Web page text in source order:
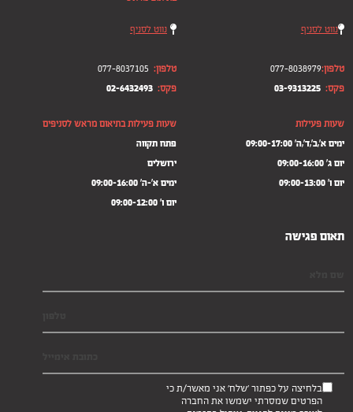
נווט לסניף
טלפון:077-8038979
פקס:03-9313225
שעות פעילות
ימים א',ב',ד',ה' 09:00-17:00
יום ג' 09:00-16:00
יום ו' 09:00-13:00
נווט לסניף
טלפון: 077-8037105
פקס:
שעות פעילות בתיאום מראש לסניפים
פתח תקווה
ירושלים
ימים א'-ה' 09:00-16:00
יום ו' 09:00-12:00
תאום פגישה
בלחיצה על כפתור 'שלח' אני מאשר/ת כי
הפרטים שמסרתי ישמשו את החברה